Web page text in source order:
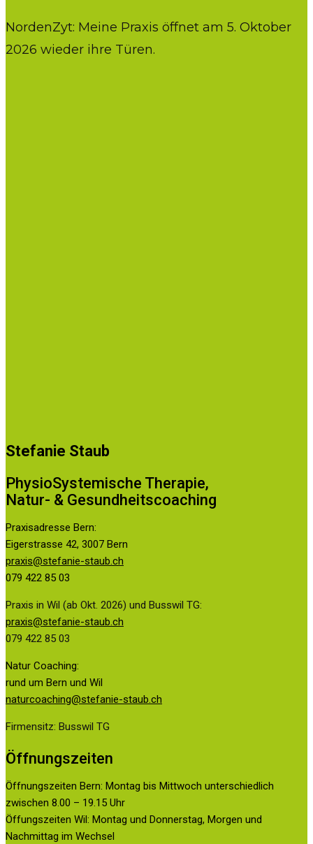
NordenZyt: Meine Praxis öffnet am 5. Oktober
2026 wieder ihre Türen.
Stefanie Staub
PhysioSystemische Therapie,
Natur- & Gesundheitscoaching
Praxisadresse Bern:
Eigerstrasse 42, 3007 Bern
praxis@stefanie-staub.ch
079 422 85 03
Praxis in Wil (ab Okt. 2026) und Busswil TG:
praxis@stefanie-staub.ch
079 422 85 03
Natur Coaching:
rund um Bern und Wil
naturcoaching@stefanie-staub.ch
Firmensitz: Busswil TG
Öffnungszeiten
Öffnungszeiten Bern: Montag bis Mittwoch unterschiedlich
zwischen 8.00 – 19.15 Uhr
Öffungszeiten Wil: Montag und Donnerstag, Morgen und
Nachmittag im Wechsel